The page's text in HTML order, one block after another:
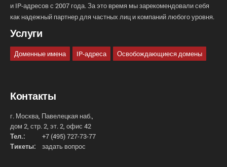
и IP-адресов с 2007 года. За это время мы зарекомендовали себя
как надежный партнер для частных лиц и компаний любого уровня.
Услуги
Доменные имена IP-адреса Освобождающиеся домены
Контакты
г. Москва, Павелецкая наб.,
дом 2, стр. 2, эт. 2, офис 42
Тел.:
+7 (495) 727-73-77
Тикеты:
задать вопрос